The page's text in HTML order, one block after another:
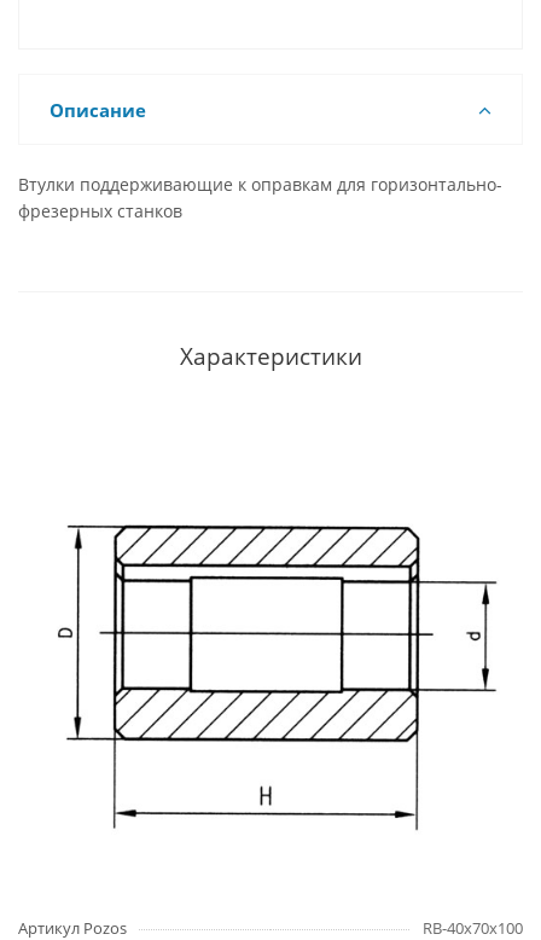
Описание
Втулки поддерживающие к оправкам для горизонтально-
фрезерных станков
Характеристики
Артикул Pozos
RB-40x70x100